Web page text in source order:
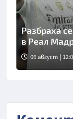
Разбраха
в Реал
06 август |